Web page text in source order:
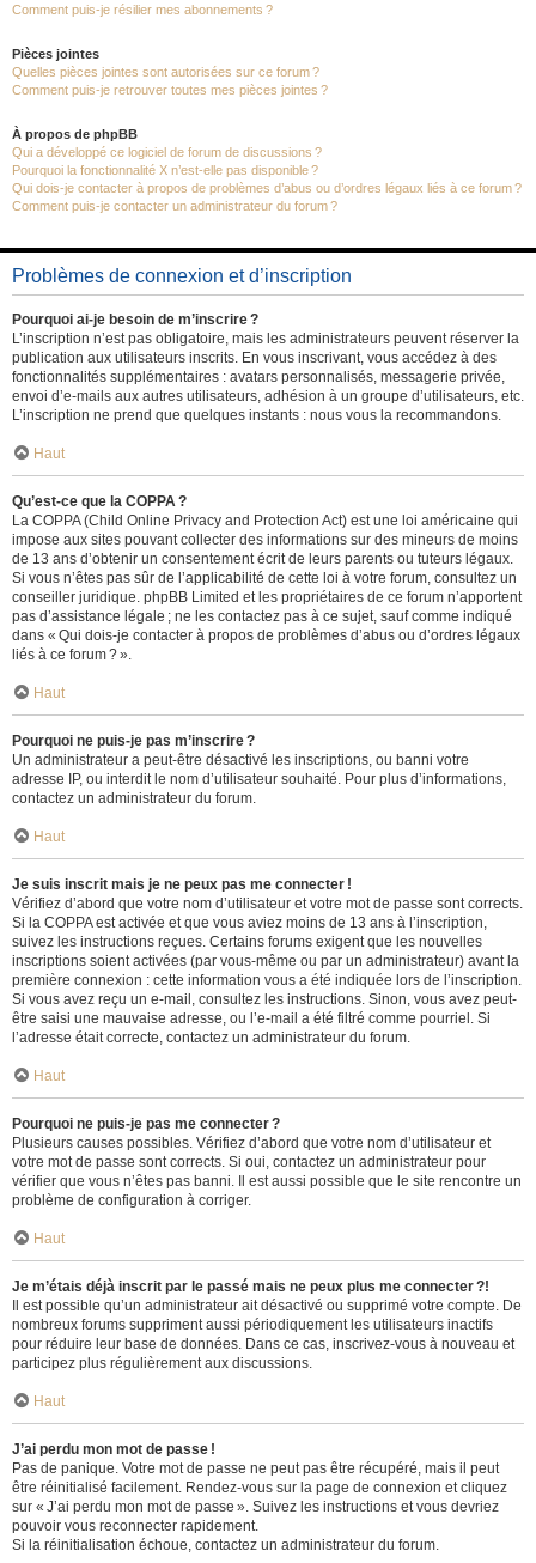
Comment puis-je résilier mes abonnements ?
Pièces jointes
Quelles pièces jointes sont autorisées sur ce forum ?
Comment puis-je retrouver toutes mes pièces jointes ?
À propos de phpBB
Qui a développé ce logiciel de forum de discussions ?
Pourquoi la fonctionnalité X n’est-elle pas disponible ?
Qui dois-je contacter à propos de problèmes d’abus ou d’ordres légaux liés à ce forum ?
Comment puis-je contacter un administrateur du forum ?
Problèmes de connexion et d’inscription
Pourquoi ai-je besoin de m’inscrire ?
L’inscription n’est pas obligatoire, mais les administrateurs peuvent réserver la
publication aux utilisateurs inscrits. En vous inscrivant, vous accédez à des
fonctionnalités supplémentaires : avatars personnalisés, messagerie privée,
envoi d’e-mails aux autres utilisateurs, adhésion à un groupe d’utilisateurs, etc.
L’inscription ne prend que quelques instants : nous vous la recommandons.
Haut
Qu’est-ce que la COPPA ?
La COPPA (Child Online Privacy and Protection Act) est une loi américaine qui
impose aux sites pouvant collecter des informations sur des mineurs de moins
de 13 ans d’obtenir un consentement écrit de leurs parents ou tuteurs légaux.
Si vous n’êtes pas sûr de l’applicabilité de cette loi à votre forum, consultez un
conseiller juridique. phpBB Limited et les propriétaires de ce forum n’apportent
pas d’assistance légale ; ne les contactez pas à ce sujet, sauf comme indiqué
dans « Qui dois-je contacter à propos de problèmes d’abus ou d’ordres légaux
liés à ce forum ? ».
Haut
Pourquoi ne puis-je pas m’inscrire ?
Un administrateur a peut-être désactivé les inscriptions, ou banni votre
adresse IP, ou interdit le nom d’utilisateur souhaité. Pour plus d’informations,
contactez un administrateur du forum.
Haut
Je suis inscrit mais je ne peux pas me connecter !
Vérifiez d’abord que votre nom d’utilisateur et votre mot de passe sont corrects.
Si la COPPA est activée et que vous aviez moins de 13 ans à l’inscription,
suivez les instructions reçues. Certains forums exigent que les nouvelles
inscriptions soient activées (par vous-même ou par un administrateur) avant la
première connexion : cette information vous a été indiquée lors de l’inscription.
Si vous avez reçu un e-mail, consultez les instructions. Sinon, vous avez peut-
être saisi une mauvaise adresse, ou l’e-mail a été filtré comme pourriel. Si
l’adresse était correcte, contactez un administrateur du forum.
Haut
Pourquoi ne puis-je pas me connecter ?
Plusieurs causes possibles. Vérifiez d’abord que votre nom d’utilisateur et
votre mot de passe sont corrects. Si oui, contactez un administrateur pour
vérifier que vous n’êtes pas banni. Il est aussi possible que le site rencontre un
problème de configuration à corriger.
Haut
Je m’étais déjà inscrit par le passé mais ne peux plus me connecter ?!
Il est possible qu’un administrateur ait désactivé ou supprimé votre compte. De
nombreux forums suppriment aussi périodiquement les utilisateurs inactifs
pour réduire leur base de données. Dans ce cas, inscrivez-vous à nouveau et
participez plus régulièrement aux discussions.
Haut
J’ai perdu mon mot de passe !
Pas de panique. Votre mot de passe ne peut pas être récupéré, mais il peut
être réinitialisé facilement. Rendez-vous sur la page de connexion et cliquez
sur « J’ai perdu mon mot de passe ». Suivez les instructions et vous devriez
pouvoir vous reconnecter rapidement.
Si la réinitialisation échoue, contactez un administrateur du forum.